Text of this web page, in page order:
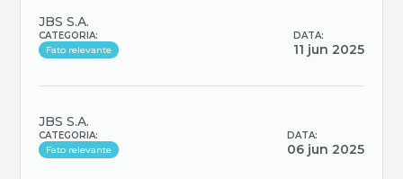
JBS S.A.
CATEGORIA:
Fato relevante
DATA:
11 jun 2025
JBS S.A.
CATEGORIA:
Fato relevante
DATA:
06 jun 2025